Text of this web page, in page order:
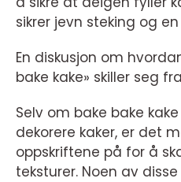
sikrer jevn steking og
En diskusjon om
bake kake» skiller seg
Selv om bake bake
dekorere kaker, er det
oppskriftene på for å
teksturer. Noen av